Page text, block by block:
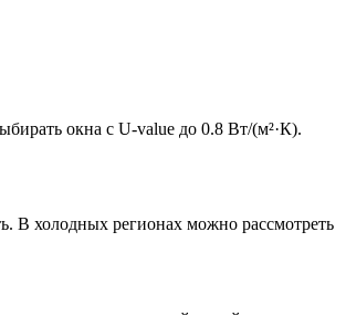
окна с U-value до 0.8 Вт/(м²·К).
В холодных регионах можно рассмотреть